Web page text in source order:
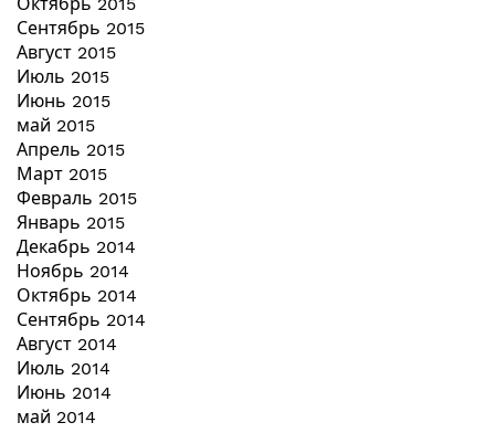
Сентябрь 2015
Август 2015
Июль 2015
Июнь 2015
май 2015
Апрель 2015
Март 2015
Февраль 2015
Январь 2015
Декабрь 2014
Ноябрь 2014
Октябрь 2014
Сентябрь 2014
Август 2014
Июль 2014
Июнь 2014
май 2014